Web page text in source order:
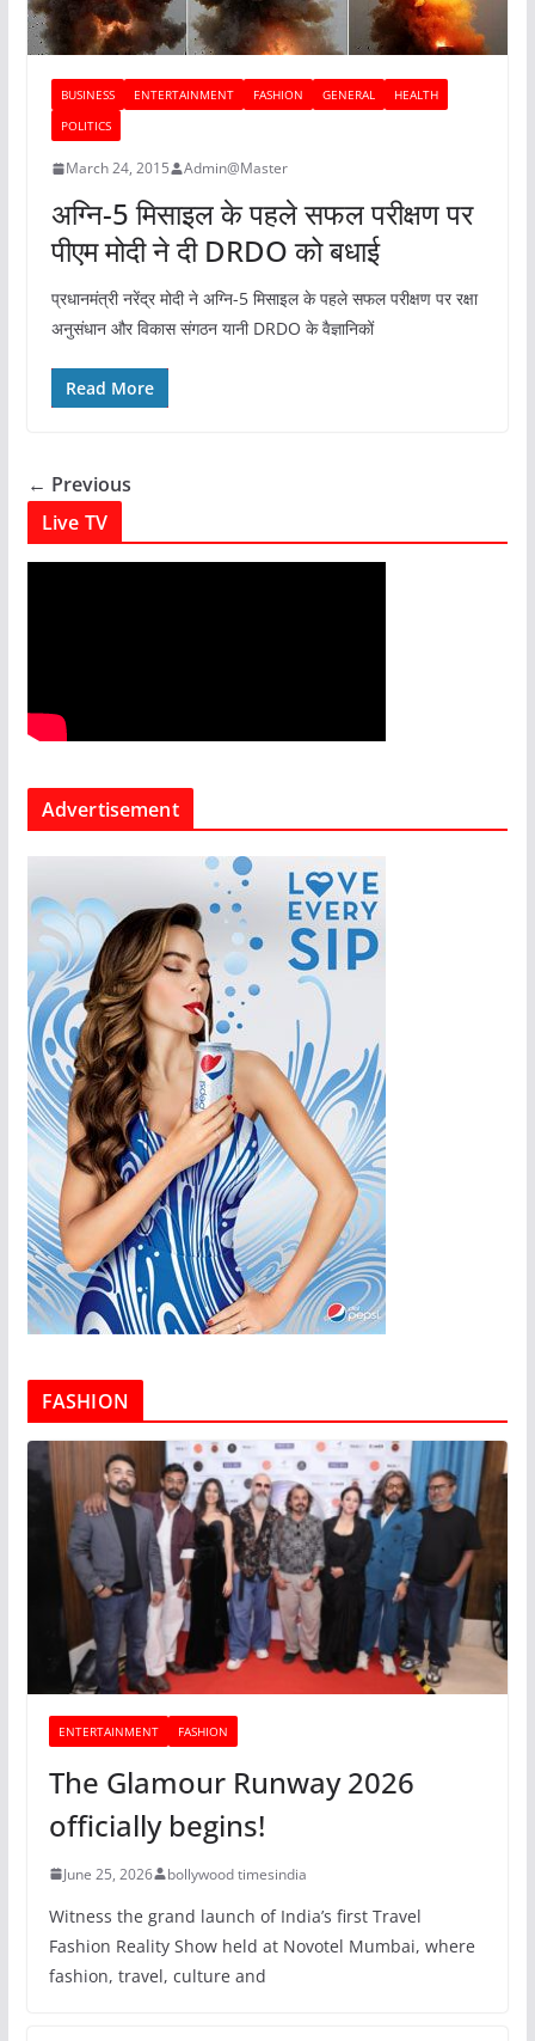
BUSINESS ENTERTAINMENT FASHION GENERAL
HEALTH
POLITICS
March 24, 2015 Admin@Master
अग्नि-5 मिसाइल के पहले सफल परीक्षण पर
पीएम मोदी ने दी DRDO को बधाई
प्रधानमंत्री नरेंद्र मोदी ने अग्नि-5 मिसाइल के पहले सफल परीक्षण पर रक्षा
अनुसंधान और विकास संगठन यानी DRDO के वैज्ञानिकों
Read More
← Previous
Live TV
Advertisement
FASHION
ENTERTAINMENT FASHION
The Glamour Runway 2026
officially begins!
June 25, 2026 bollywood timesindia
Witness the grand launch of India’s first Travel
Fashion Reality Show held at Novotel Mumbai, where
fashion, travel, culture and